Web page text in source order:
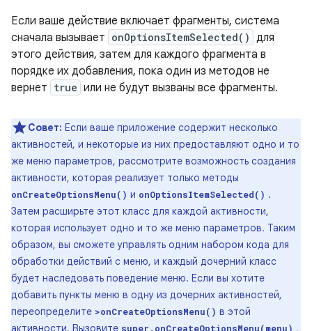
Если ваше действие включает фрагменты, система
сначала вызывает onOptionsItemSelected() для
этого действия, затем для каждого фрагмента в
порядке их добавления, пока один из методов не
вернет true или не будут вызваны все фрагменты.
Совет: Если ваше приложение содержит несколько
активностей, и некоторые из них предоставляют одно и то
же меню параметров, рассмотрите возможность создания
активности, которая реализует только методы
onCreateOptionsMenu() и onOptionsItemSelected() .
Затем расширьте этот класс для каждой активности,
которая использует одно и то же меню параметров. Таким
образом, вы сможете управлять одним набором кода для
обработки действий с меню, и каждый дочерний класс
будет наследовать поведение меню. Если вы хотите
добавить пункты меню в одну из дочерних активностей,
переопределите >onCreateOptionsMenu() в этой
активности. Вызовите super.onCreateOptionsMenu(menu) ,